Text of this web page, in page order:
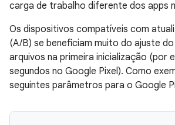
carga de trabalho diferente dos apps
Os dispositivos compatíveis com
(A/B) se beneficiam muito do ajuste
arquivos na primeira inicialização (por
segundos no Google Pixel). Como
seguintes parâmetros para o Google